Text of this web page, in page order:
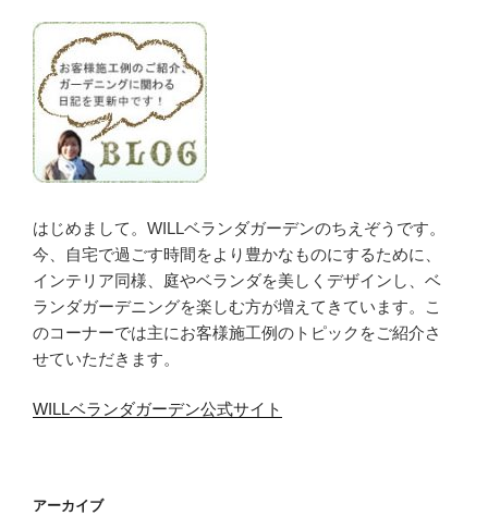
はじめまして。WILLベランダガーデンのちえぞうです。
今、自宅で過ごす時間をより豊かなものにするために、
インテリア同様、庭やベランダを美しくデザインし、ベ
ランダガーデニングを楽しむ方が増えてきています。こ
のコーナーでは主にお客様施工例のトピックをご紹介さ
せていただきます。
WILLベランダガーデン公式サイト
アーカイブ